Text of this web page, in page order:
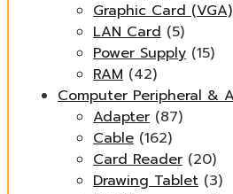
Graphic Card (VGA)
LAN Card (5)
Power Supply (15)
RAM (42)
Computer Peripheral &
Adapter (87)
Cable (162)
Card Reader (20)
Drawing Tablet (3)